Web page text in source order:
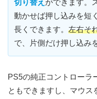
切り替え ができます。
動かせば押し込みを短
長くできます。 左右そ
で、片側だけ押し込み
PS5の純正コントローラ
ともできますし、マウス